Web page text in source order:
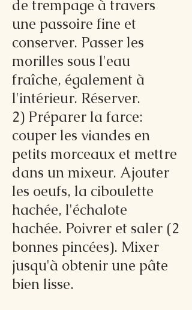
de trempage à travers
une passoire fine et
conserver. Passer les
morilles sous l'eau
fraîche, également à
l'intérieur. Réserver.
2) Préparer la farce:
couper les viandes en
petits morceaux et mettre
dans un mixeur. Ajouter
les oeufs, la ciboulette
hachée, l'échalote
hachée. Poivrer et saler (2
bonnes pincées). Mixer
jusqu'à obtenir une pâte
bien lisse.